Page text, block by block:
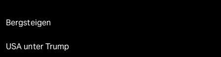
Bergsteigen
USA unter Trump